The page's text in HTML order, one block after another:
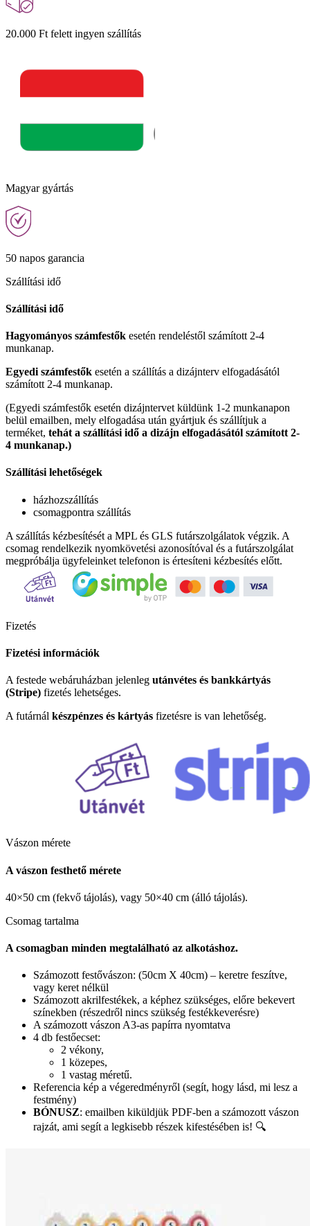
20.000 Ft felett ingyen szállítás
Magyar gyártás
50 napos garancia
Szállítási idő
Szállítási idő
Hagyományos számfestők esetén rendeléstől számított 2-4
munkanap.
Egyedi számfestők esetén a szállítás a dizájnterv elfogadásától
számított 2-4 munkanap.
(Egyedi számfestők esetén dizájntervet küldünk 1-2 munkanapon
belül emailben, mely elfogadása után gyártjuk és szállítjuk a
terméket, tehát a szállítási idő a dizájn elfogadásától számított 2-
4 munkanap.)
Szállítási lehetőségek
házhozszállítás
csomagpontra szállítás
A szállítás kézbesítését a MPL és GLS futárszolgálatok végzik. A
csomag rendelkezik nyomkövetési azonosítóval és a futárszolgálat
megpróbálja ügyfeleinket telefonon is értesíteni kézbesítés előtt.
Fizetés
Fizetési információk
A festede webáruházban jelenleg utánvétes és bankkártyás
(Stripe) fizetés lehetséges.
A futárnál készpénzes és kártyás fizetésre is van lehetőség.
Vászon mérete
A vászon festhető mérete
40×50 cm (fekvő tájolás), vagy 50×40 cm (álló tájolás).
Csomag tartalma
A csomagban minden megtalálható az alkotáshoz.
Számozott festővászon: (50cm X 40cm) – keretre feszítve,
vagy keret nélkül
Számozott akrilfestékek, a képhez szükséges, előre bekevert
színekben (részedről nincs szükség festékkeverésre)
A számozott vászon A3-as papírra nyomtatva
4 db festőecset:
2 vékony,
1 közepes,
1 vastag méretű.
Referencia kép a végeredményről (segít, hogy lásd, mi lesz a
festmény)
BÓNUSZ: emailben kiküldjük PDF-ben a számozott vászon
rajzát, ami segít a legkisebb részek kifestésében is! 🔍